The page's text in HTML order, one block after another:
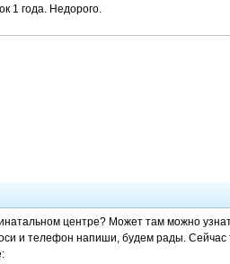
1 года. Недорого.
центре? Может там можно
и телефон напиши, будем рады. Сейчас